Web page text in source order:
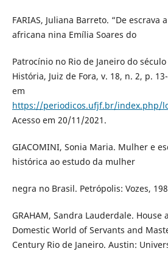
FARIAS, Juliana Barreto. “De escrava
africana nina Emília Soares do
Patrocínio no Rio de Janeiro do século
História, Juiz de Fora, v. 18, n. 2, p.
em
https://periodicos.ufjf.br/index.php/
Acesso em 20/11/2021.
GIACOMINI, Sonia Maria. Mulher e
histórica ao estudo da mulher
negra no Brasil. Petrópolis: Vozes,
GRAHAM, Sandra Lauderdale. House
Domestic World of Servants and
Century Rio de Janeiro. Austin: